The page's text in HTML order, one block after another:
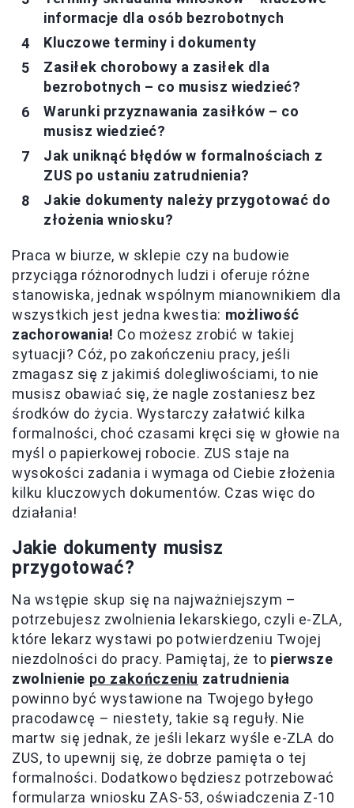
informacje dla osób bezrobotnych
Kluczowe terminy i dokumenty
Zasiłek chorobowy a zasiłek dla
bezrobotnych – co musisz wiedzieć?
Warunki przyznawania zasiłków – co
musisz wiedzieć?
Jak uniknąć błędów w formalnościach z
ZUS po ustaniu zatrudnienia?
Jakie dokumenty należy przygotować do
złożenia wniosku?
Praca w biurze, w sklepie czy na budowie
przyciąga różnorodnych ludzi i oferuje różne
stanowiska, jednak wspólnym mianownikiem dla
wszystkich jest jedna kwestia: możliwość
zachorowania! Co możesz zrobić w takiej
sytuacji? Cóż, po zakończeniu pracy, jeśli
zmagasz się z jakimiś dolegliwościami, to nie
musisz obawiać się, że nagle zostaniesz bez
środków do życia. Wystarczy załatwić kilka
formalności, choć czasami kręci się w głowie na
myśl o papierkowej robocie. ZUS staje na
wysokości zadania i wymaga od Ciebie złożenia
kilku kluczowych dokumentów. Czas więc do
działania!
Jakie dokumenty musisz
przygotować?
Na wstępie skup się na najważniejszym –
potrzebujesz zwolnienia lekarskiego, czyli e-ZLA,
które lekarz wystawi po potwierdzeniu Twojej
niezdolności do pracy. Pamiętaj, że to pierwsze
zwolnienie po zakończeniu zatrudnienia
powinno być wystawione na Twojego byłego
pracodawcę – niestety, takie są reguły. Nie
martw się jednak, że jeśli lekarz wyśle e-ZLA do
ZUS, to upewnij się, że dobrze pamięta o tej
formalności. Dodatkowo będziesz potrzebować
formularza wniosku ZAS-53, oświadczenia Z-10